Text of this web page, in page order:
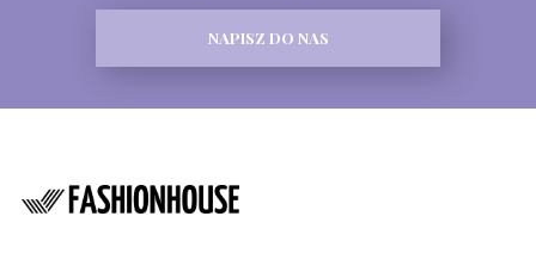
NAPISZ DO NAS